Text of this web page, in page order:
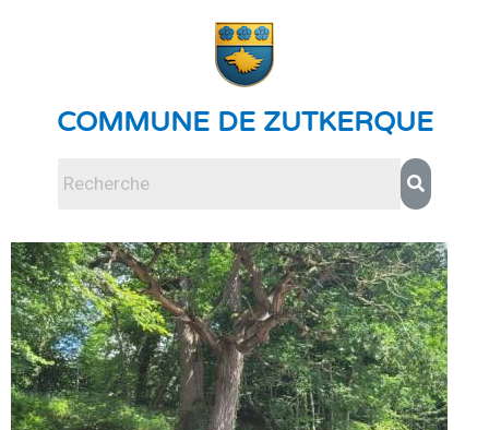
COMMUNE DE ZUTKERQUE